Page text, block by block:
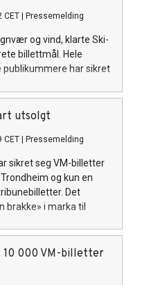
CET Pressemelding
og vind, klarte Ski-
billettmål. Hele
publikummere har sikret
utsolgt
CET Pressemelding
sikret seg VM-billetter
og kun en
Det
brakke» i marka til
10 000 VM-billetter